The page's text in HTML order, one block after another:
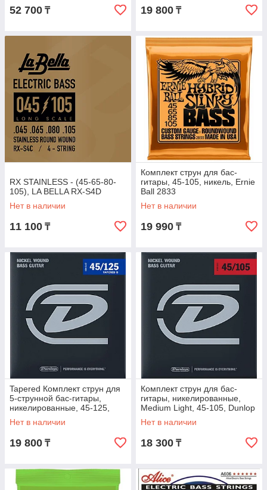
52 700 ₸ 19 800 ₸
RX STAINLESS - (45-65-80-
105), LA BELLA RX-S4D
Нет в наличии
11 100 ₸
Комплект струн для бас-
гитары, 45-105, никель, Ernie
Ball 2833
Нет в наличии
19 990 ₸
Tapered Комплект струн для
5-струнной бас-гитары,
никелированные, 45-125,
Dunlop DBN45125T
Нет в наличии
19 800 ₸
Комплект струн для бас-
гитары, никелированные,
Medium Light, 45-105, Dunlop
DBN45105
Нет в наличии
18 300 ₸